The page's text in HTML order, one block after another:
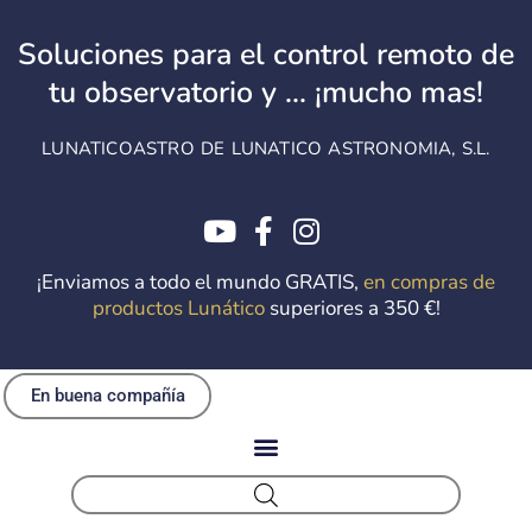
contenido
Soluciones para el control remoto de
tu observatorio y ... ¡mucho mas!
LUNATICOASTRO DE LUNATICO ASTRONOMIA, S.L.
¡Enviamos a todo el mundo GRATIS, en compras de
productos Lunáticosuperiores a 350 €!
En buena compañía